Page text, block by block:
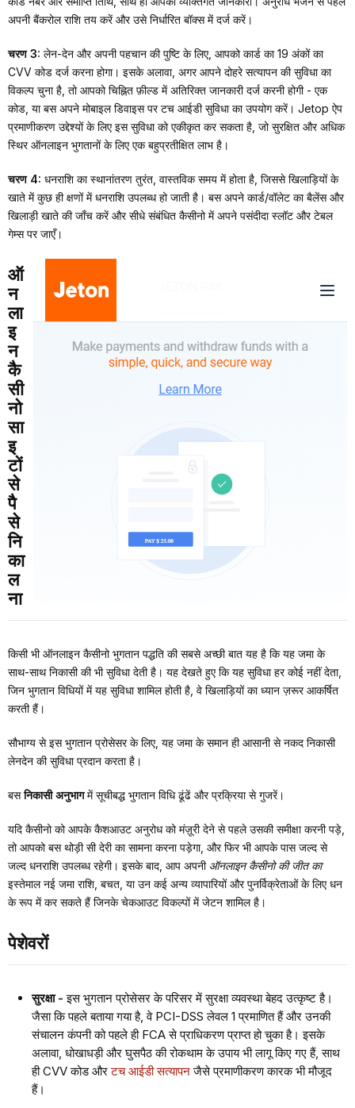
अपनी बैंकरोल राशि तय करें और उसे निर्धारित बॉक्स में दर्ज करें।
चरण 3: लेन-देन और अपनी पहचान की पुष्टि के लिए, आपको कार्ड का 19 अंकों का
CVV कोड दर्ज करना होगा। इसके अलावा, अगर आपने दोहरे सत्यापन की सुविधा का
विकल्प चुना है, तो आपको चिह्नित फ़ील्ड में अतिरिक्त जानकारी दर्ज करनी होगी - एक
कोड, या बस अपने मोबाइल डिवाइस पर टच आईडी सुविधा का उपयोग करें। Jetop ऐप
प्रमाणीकरण उद्देश्यों के लिए इस सुविधा को एकीकृत कर सकता है, जो सुरक्षित और अधिक
स्थिर ऑनलाइन भुगतानों के लिए एक बहुप्रतीक्षित लाभ है।
चरण 4: धनराशि का स्थानांतरण तुरंत, वास्तविक समय में होता है, जिससे खिलाड़ियों के
खाते में कुछ ही क्षणों में धनराशि उपलब्ध हो जाती है। बस अपने कार्ड/वॉलेट का बैलेंस और
खिलाड़ी खाते की जाँच करें और सीधे संबंधित कैसीनो में अपने पसंदीदा स्लॉट और टेबल
गेम्स पर जाएँ।
ऑ
न
ला
इ
न
कै
सी
नो
सा
इ
टों
से
पै
से
नि
का
ल
ना
किसी भी ऑनलाइन कैसीनो भुगतान पद्धति की सबसे अच्छी बात यह है कि यह जमा के
साथ-साथ निकासी की भी सुविधा देती है। यह देखते हुए कि यह सुविधा हर कोई नहीं देता,
जिन भुगतान विधियों में यह सुविधा शामिल होती है, वे खिलाड़ियों का ध्यान ज़रूर आकर्षित
करती हैं।
सौभाग्य से इस भुगतान प्रोसेसर के लिए, यह जमा के समान ही आसानी से नकद निकासी
लेनदेन की सुविधा प्रदान करता है।
बसनिकासी अनुभागमें सूचीबद्ध भुगतान विधि ढूंढें और प्रक्रिया से गुजरें।
यदि कैसीनो को आपके कैशआउट अनुरोध को मंज़ूरी देने से पहले उसकी समीक्षा करनी पड़े,
तो आपको बस थोड़ी सी देरी का सामना करना पड़ेगा, और फिर भी आपके पास जल्द से
जल्द धनराशि उपलब्ध रहेगी। इसके बाद, आप अपनी ऑनलाइन कैसीनो की जीत का
इस्तेमाल नई जमा राशि, बचत, या उन कई अन्य व्यापारियों और पुनर्विक्रेताओं के लिए धन
के रूप में कर सकते हैं जिनके चेकआउट विकल्पों में जेटन शामिल है।
पेशेवरों
सुरक्षा - इस भुगतान प्रोसेसर के परिसर में सुरक्षा व्यवस्था बेहद उत्कृष्ट है।
जैसा कि पहले बताया गया है, वे PCI-DSS लेवल 1 प्रमाणित हैं और उनकी
संचालन कंपनी को पहले ही FCA से प्राधिकरण प्राप्त हो चुका है। इसके
अलावा, धोखाधड़ी और घुसपैठ की रोकथाम के उपाय भी लागू किए गए हैं, साथ
ही CVV कोड औरटच आईडी सत्यापनजैसे प्रमाणीकरण कारक भी मौजूद
हैं।